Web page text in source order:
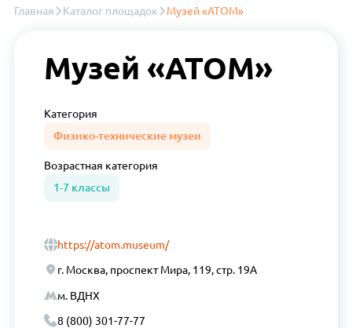
Главная Каталог площадок Музей «АТОМ»
Музей «АТОМ»
Категория
Физико-технические музеи
Возрастная категория
1-7 классы
https://atom.museum/
г. Москва, проспект Мира, 119, стр. 19А
м. ВДНХ
8 (800) 301-77-77